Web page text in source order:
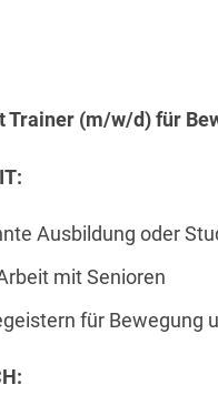
Trainer (m/w/d) für
Ausbildung oder
mit Senioren
für Bewegung